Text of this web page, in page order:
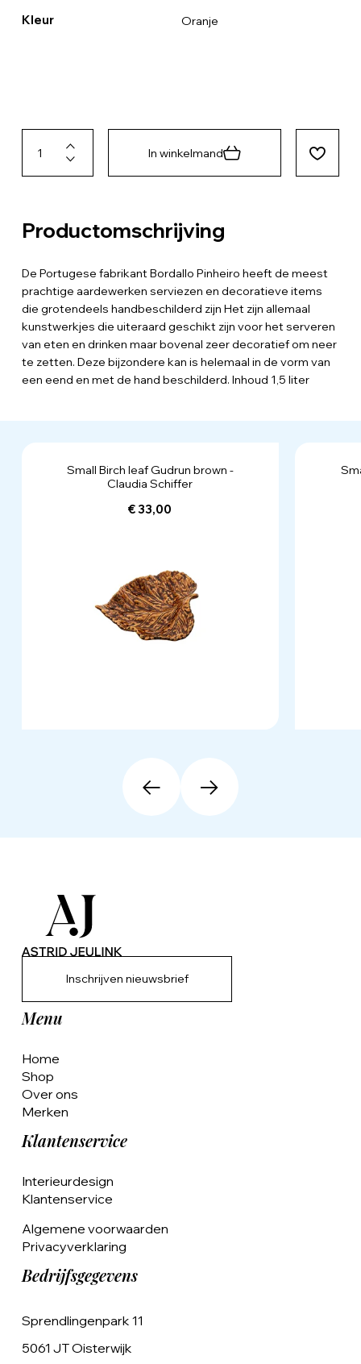
Kleur Oranje
In winkelmand
Productomschrijving
De Portugese fabrikant Bordallo Pinheiro heeft de meest
prachtige aardewerken serviezen en decoratieve items
die grotendeels handbeschilderd zijn Het zijn allemaal
kunstwerkjes die uiteraard geschikt zijn voor het serveren
van eten en drinken maar bovenal zeer decoratief om neer
te zetten. Deze bijzondere kan is helemaal in de vorm van
een eend en met de hand beschilderd. Inhoud 1,5 liter
Small Birch leaf Gudrun brown -
Claudia Schiffer
€ 33,00
Inschrijven nieuwsbrief
Menu
Home
Shop
Over ons
Merken
Klantenservice
Interieurdesign
Klantenservice
Algemene voorwaarden
Privacyverklaring
Bedrijfsgegevens
Sprendlingenpark 11
5061 JT Oisterwijk